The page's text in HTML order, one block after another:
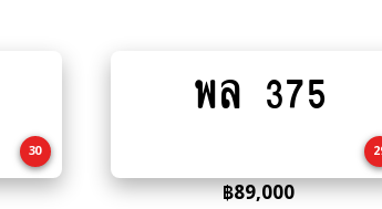
30
Add
to
พล 375
฿89,000